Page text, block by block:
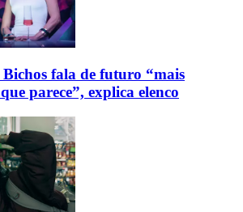
fala de futuro “mais
parece”, explica elenco